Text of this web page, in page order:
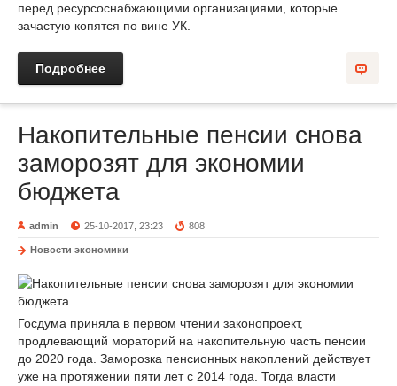
перед ресурсоснабжающими организациями, которые
зачастую копятся по вине УК.
Подробнее
Накопительные пенсии снова
заморозят для экономии
бюджета
admin 25-10-2017, 23:23 808
Новости экономики
Госдума приняла в первом чтении законопроект,
продлевающий мораторий на накопительную часть пенсии
до 2020 года. Заморозка пенсионных накоплений действует
уже на протяжении пяти лет с 2014 года. Тогда власти